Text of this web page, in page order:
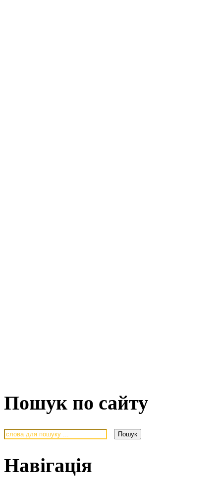
Пошук по сайту
Навігація